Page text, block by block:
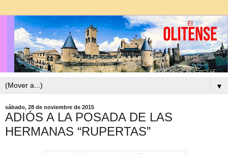
▼
sábado, 28 de noviembre de 2015
ADIÓS A LA POSADA DE LAS
HERMANAS “RUPERTAS”